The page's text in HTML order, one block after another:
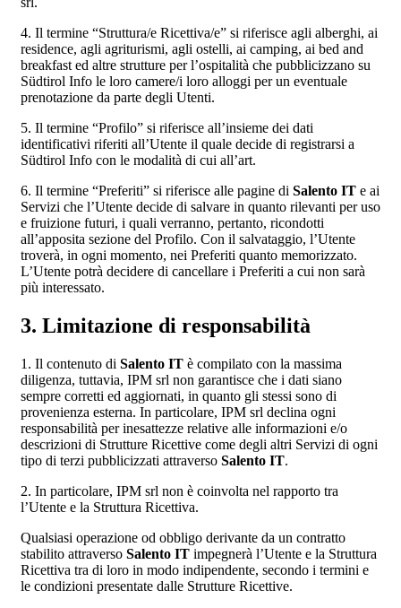
4. Il termine “Struttura/e Ricettiva/e” si riferisce agli alberghi, ai
residence, agli agriturismi, agli ostelli, ai camping, ai bed and
breakfast ed altre strutture per l’ospitalità che pubblicizzano su
Südtirol Info le loro camere/i loro alloggi per un eventuale
prenotazione da parte degli Utenti.
5. Il termine “Profilo” si riferisce all’insieme dei dati
identificativi riferiti all’Utente il quale decide di registrarsi a
Südtirol Info con le modalità di cui all’art.
6. Il termine “Preferiti” si riferisce alle pagine di Salento IT e ai
Servizi che l’Utente decide di salvare in quanto rilevanti per uso
e fruizione futuri, i quali verranno, pertanto, ricondotti
all’apposita sezione del Profilo. Con il salvataggio, l’Utente
troverà, in ogni momento, nei Preferiti quanto memorizzato.
L’Utente potrà decidere di cancellare i Preferiti a cui non sarà
più interessato.
3. Limitazione di responsabilità
1. Il contenuto di Salento IT è compilato con la massima
diligenza, tuttavia, IPM srl non garantisce che i dati siano
sempre corretti ed aggiornati, in quanto gli stessi sono di
provenienza esterna. In particolare, IPM srl declina ogni
responsabilità per inesattezze relative alle informazioni e/o
descrizioni di Strutture Ricettive come degli altri Servizi di ogni
tipo di terzi pubblicizzati attraverso Salento IT.
2. In particolare, IPM srl non è coinvolta nel rapporto tra
l’Utente e la Struttura Ricettiva.
Qualsiasi operazione od obbligo derivante da un contratto
stabilito attraverso Salento IT impegnerà l’Utente e la Struttura
Ricettiva tra di loro in modo indipendente, secondo i termini e
le condizioni presentate dalle Strutture Ricettive.